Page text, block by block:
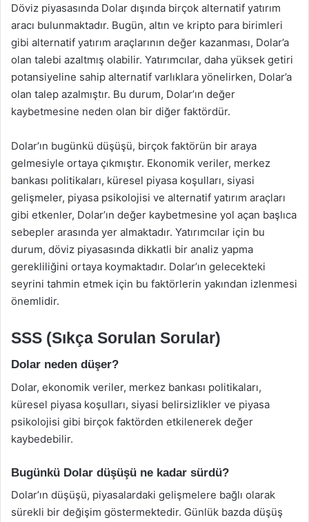
Döviz piyasasında Dolar dışında birçok alternatif yatırım
aracı bulunmaktadır. Bugün, altın ve kripto para birimleri
gibi alternatif yatırım araçlarının değer kazanması, Dolar’a
olan talebi azaltmış olabilir. Yatırımcılar, daha yüksek getiri
potansiyeline sahip alternatif varlıklara yönelirken, Dolar’a
olan talep azalmıştır. Bu durum, Dolar’ın değer
kaybetmesine neden olan bir diğer faktördür.
Dolar’ın bugünkü düşüşü, birçok faktörün bir araya
gelmesiyle ortaya çıkmıştır. Ekonomik veriler, merkez
bankası politikaları, küresel piyasa koşulları, siyasi
gelişmeler, piyasa psikolojisi ve alternatif yatırım araçları
gibi etkenler, Dolar’ın değer kaybetmesine yol açan başlıca
sebepler arasında yer almaktadır. Yatırımcılar için bu
durum, döviz piyasasında dikkatli bir analiz yapma
gerekliliğini ortaya koymaktadır. Dolar’ın gelecekteki
seyrini tahmin etmek için bu faktörlerin yakından izlenmesi
önemlidir.
SSS (Sıkça Sorulan Sorular)
Dolar neden düşer?
Dolar, ekonomik veriler, merkez bankası politikaları,
küresel piyasa koşulları, siyasi belirsizlikler ve piyasa
psikolojisi gibi birçok faktörden etkilenerek değer
kaybedebilir.
Bugünkü Dolar düşüşü ne kadar sürdü?
Dolar’ın düşüşü, piyasalardaki gelişmelere bağlı olarak
sürekli bir değişim göstermektedir. Günlük bazda düşüş